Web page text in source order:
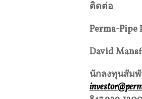
ติดต่อ
Perma-
David
นักลงทุนสัมพั